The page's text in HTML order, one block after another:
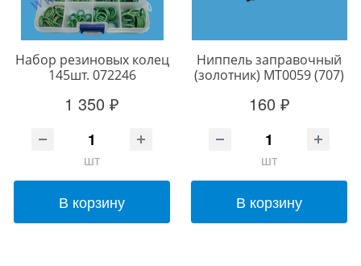
Набор резиновых колец
145шт. 072246
1 350 ₽
шт
В корзину
Ниппель заправочный
(золотник) MT0059 (707)
160 ₽
шт
В корзину